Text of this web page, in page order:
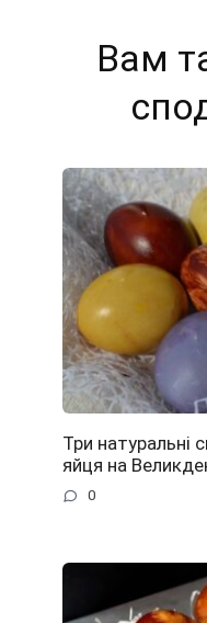
Вам
Три натуральні
яйця на
0